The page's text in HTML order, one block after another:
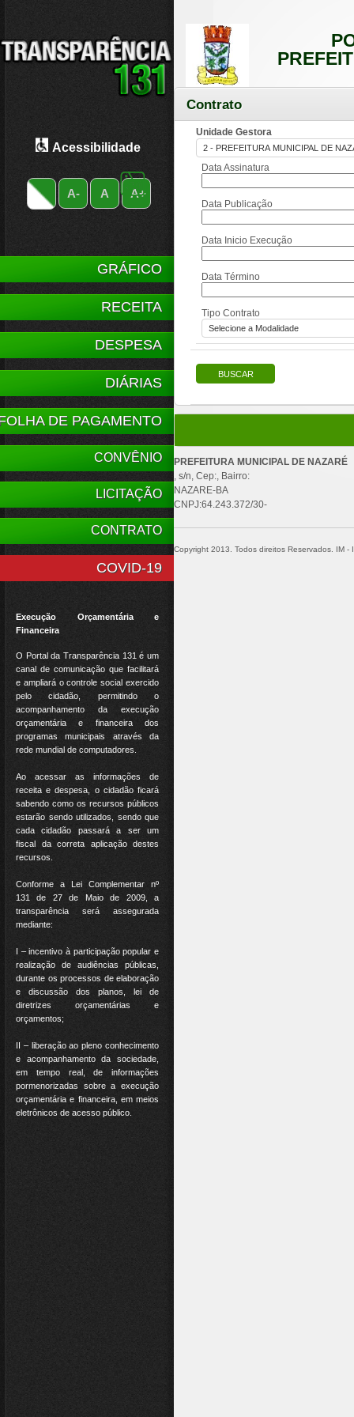
Acessibilidade
A- A A+
GRÁFICO
RECEITA
DESPESA
DIÁRIAS
DE PAGAMENTO
CONVÊNIO
LICITAÇÃO
CONTRATO
COVID-19
Execução Orçamentária e
Financeira
O Portal da Transparência 131 é um
canal de comunicação que facilitará
e ampliará o controle social exercido
pelo cidadão, permitindo o
acompanhamento da execução
orçamentária e financeira dos
programas municipais através da
rede mundial de computadores.
Ao acessar as informações de
receita e despesa, o cidadão ficará
sabendo como os recursos públicos
estarão sendo utilizados, sendo que
cada cidadão passará a ser um
fiscal da correta aplicação destes
recursos.
Conforme a Lei Complementar nº
131 de 27 de Maio de 2009, a
transparência será assegurada
mediante:
I – incentivo à participação popular e
realização de audiências públicas,
durante os processos de elaboração
e discussão dos planos, lei de
diretrizes orçamentárias e
orçamentos;
II – liberação ao pleno conhecimento
e acompanhamento da sociedade,
em tempo real, de informações
pormenorizadas sobre a execução
orçamentária e financeira, em meios
eletrônicos de acesso público.
Contrato
Unidade Gestora
Data Assinatura
Data Publicação
Data Inicio Execução
Data Término
Tipo Contrato
PREFEITURA MUNICIPAL DE NAZARÉ
, s/n, Cep:, Bairro:
NAZARE-BA
CNPJ:64.243.372/30-
Copyright 2013. Todos direitos Reservados. IM